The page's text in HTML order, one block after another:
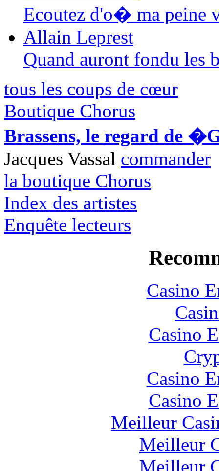
Ecoutez d'o� ma peine
Allain Leprest
Quand auront fondu les
tous les coups de cœur
Boutique Chorus
Brassens, le regard de
Jacques Vassal commander
la boutique Chorus
Index des artistes
Enquête lecteurs
Casino
Casino
Casino
Casino
Meilleur
Meilleur
Meilleur